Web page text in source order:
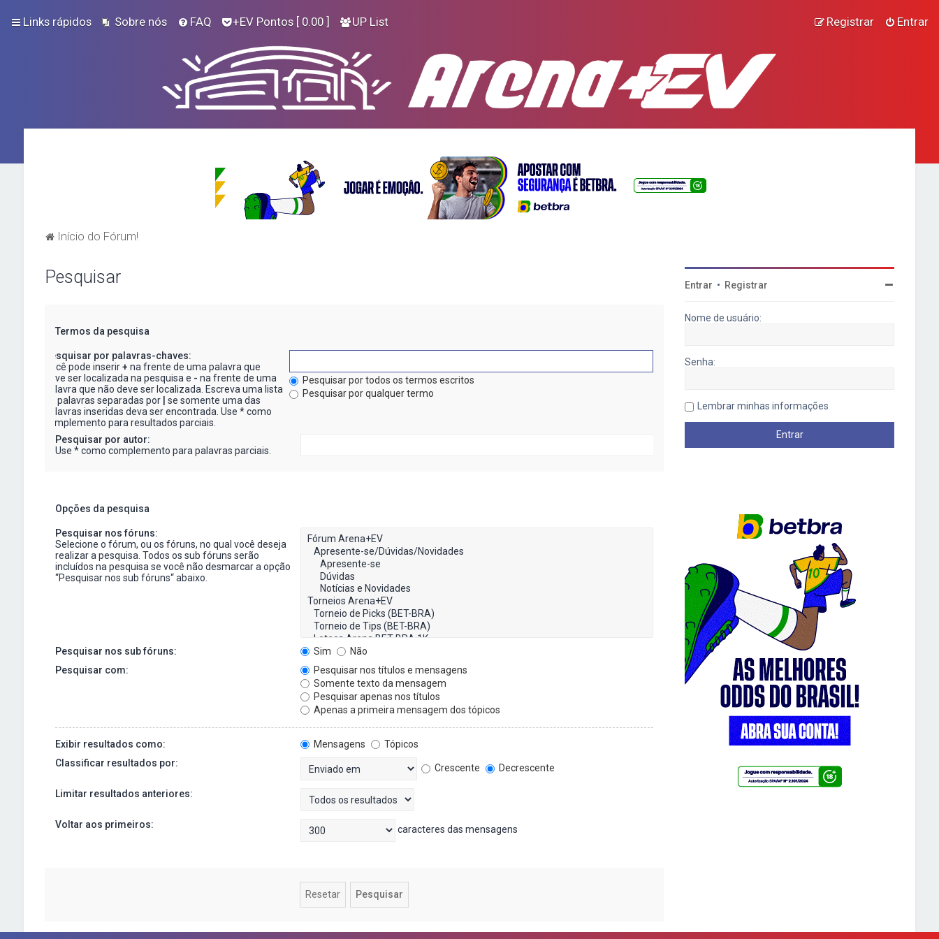
Links rápidos Sobre nós FAQ +EV Pontos [ 0.00 ] UP List Entrar
Registrar
Início do Fórum!
Pesquisar
Termos da pesquisa
Pesquisar por palavras-chaves:
Você pode inserir+ na frente de uma palavra que
deve ser localizada na pesquisa e - na frente de uma
palavra que não deve ser localizada. Escreva uma lista
de palavras separadas por
se somente uma das
palavras inseridas deva ser encontrada. Use * como
complemento para resultados parciais.
Pesquisar por todos os termos escritos
Pesquisar por qualquer termo
Pesquisar por autor:
Use * como complemento para palavras parciais.
Opções da pesquisa
Pesquisar nos fóruns:
Selecione o fórum, ou os fóruns, no qual você deseja
realizar a pesquisa. Todos os sub fóruns serão
incluídos na pesquisa se você não desmarcar a opção
“Pesquisar nos sub fóruns“ abaixo.
Pesquisar nos sub fóruns: Sim
Não
Pesquisar com:
Pesquisar nos títulos e mensagens
Somente texto da mensagem
Pesquisar apenas nos títulos
Apenas a primeira mensagem dos tópicos
Exibir resultados como: Mensagens
Tópicos
Classificar resultados por:
Crescente Decrescente
Limitar resultados anteriores:
Voltar aos primeiros: caracteres das mensagens
Entrar • Registrar
Nome de usuário:
Senha:
Lembrar minhas informações